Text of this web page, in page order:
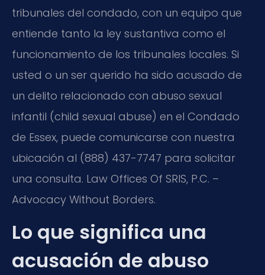
tribunales del condado, con un equipo que
entiende tanto la ley sustantiva como el
funcionamiento de los tribunales locales. Si
usted o un ser querido ha sido acusado de
un delito relacionado con abuso sexual
infantil (child sexual abuse) en el Condado
de Essex, puede comunicarse con nuestra
ubicación al (888) 437-7747 para solicitar
una consulta. Law Offices Of SRIS, P.C. –
Advocacy Without Borders.
Lo que significa una
acusación de abuso